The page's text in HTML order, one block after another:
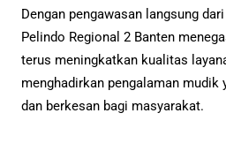
Dengan pengawasan langsung
Pelindo Regional 2 Banten
terus meningkatkan kualitas
menghadirkan pengalaman mudik
dan berkesan bagi masyarakat.